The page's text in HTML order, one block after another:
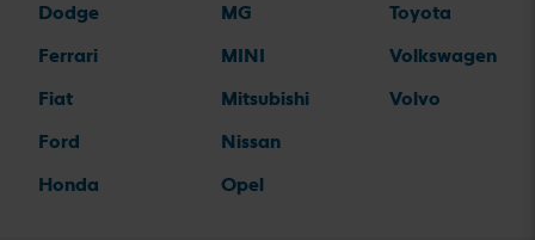
Dodge
Ferrari
Fiat
Ford
Honda
MG
MINI
Mitsubishi
Nissan
Opel
Toyota
Volkswagen
Volvo